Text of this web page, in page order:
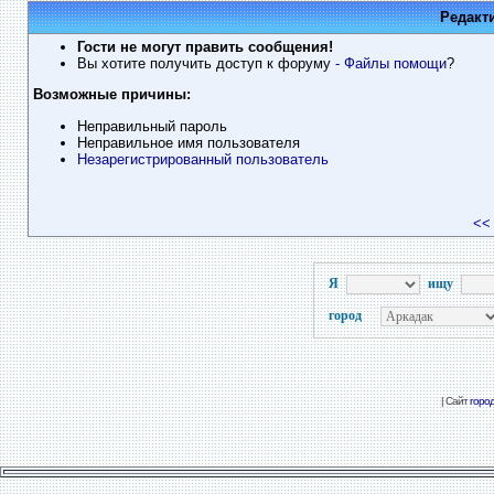
Гости не могут править сообщения!
Вы хотите получить доступ к форуму - Файлы помощи?
Возможные причины:
Неправильный пароль
Неправильное имя пользователя
Незарегистрированный пользователь
<<
Я ищу
город
| Сайт